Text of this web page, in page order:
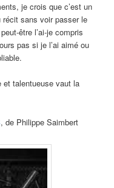
je crois que c’est un
sans voir passer le
être l’ai-je compris
pas si je l’ai aimé ou
et talentueuse vaut la
, de Philippe Saimbert